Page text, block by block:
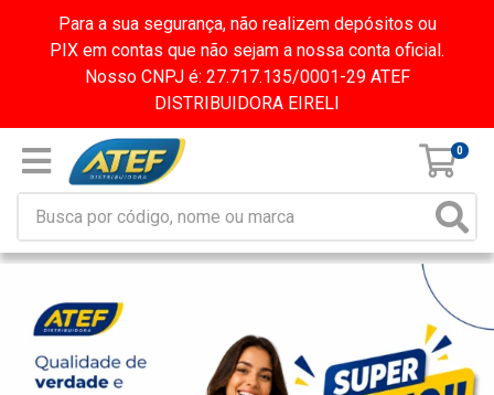
Para a sua segurança, não realizem depósitos ou
PIX em contas que não sejam a nossa conta oficial.
Nosso CNPJ é: 27.717.135/0001-29 ATEF
DISTRIBUIDORA EIRELI
0